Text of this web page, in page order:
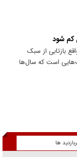
کم شود
بازتابی از سبک
است که سال‌ها
ها